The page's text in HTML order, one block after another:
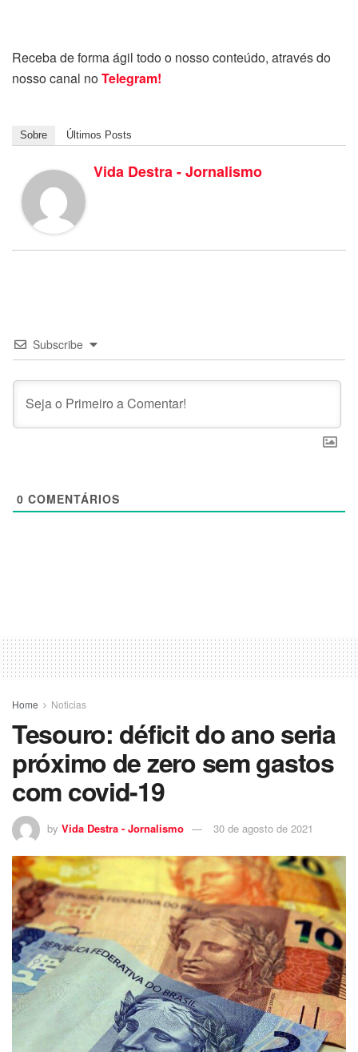
Receba de forma ágil todo o nosso conteúdo, através do
nosso canal noTelegram!
Sobre Últimos Posts
Vida Destra - Jornalismo
Subscribe
0 COMENTÁRIOS
Home Noticias
Tesouro: déficit do ano seria
próximo de zero sem gastos
com covid-19
by Vida Destra - Jornalismo 30 de agosto de 2021